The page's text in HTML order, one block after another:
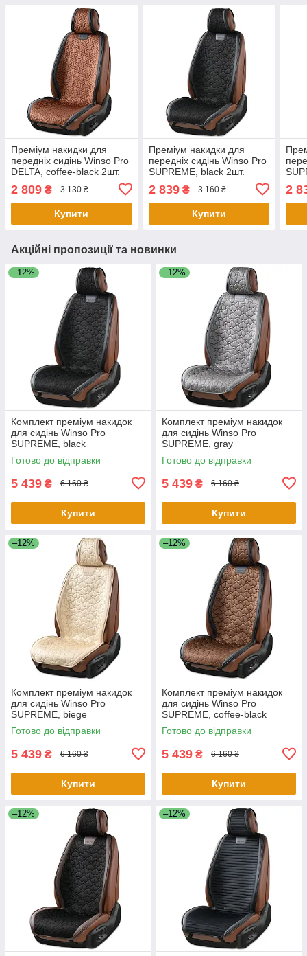
Преміум накидки для
передніх сидінь Winso Pro
DELTA, coffee-black 2шт.
2 809 ₴ 3 130 ₴
Купити
Преміум накидки для
передніх сидінь Winso Pro
SUPREME, black 2шт.
2 839₴ 3 160 ₴
Купити
2
Акційні пропозиції та новинки
–12%
Комплект преміум накидок
для сидінь Winso Pro
SUPREME, black
Готово до відправки
5 439 ₴ 6 160 ₴
Купити
–12%
Комплект преміум накидок
для сидінь Winso Pro
SUPREME, gray
Готово до відправки
5 439 ₴ 6 160 ₴
Купити
–12%
Комплект преміум накидок
для сидінь Winso Pro
SUPREME, biege
Готово до відправки
5 439 ₴ 6 160 ₴
Купити
–12%
Комплект преміум накидок
для сидінь Winso Pro
SUPREME, coffee-black
Готово до відправки
5 439 ₴ 6 160 ₴
Купити
–12% –12%